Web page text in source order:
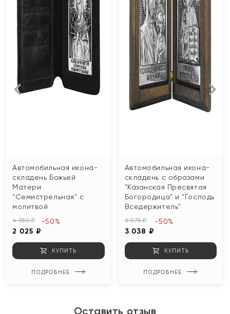
Автомобильная икона-
складень Божьей
Матери
"Семистрельная" с
молитвой
4 050 ₽
2 025 ₽
-50%
КУПИТЬ
ПОДРОБНЕЕ
Автомобильная икона-
складень с образами
"Казанская Пресвятая
Богородица" и "Господь
Вседержитель"
6 075 ₽
3 038 ₽
-50%
КУПИТЬ
ПОДРОБНЕЕ
Оставить отзыв